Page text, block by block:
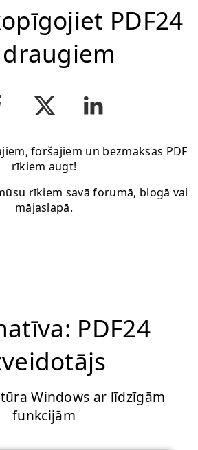
PDF24
foršajiem un bezmaksas PDF
rīkiem augt!
rīkiem savā forumā, blogā vai
mājaslapā.
PDF24
Windows ar līdzīgām
funkcijām